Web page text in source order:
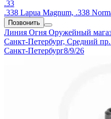
.33
.338 Lapua Magnum, .338
Позвонить
Линия Огня Оружейный
Санкт-Петербург, Средний
Санкт-Петербург8/9/26